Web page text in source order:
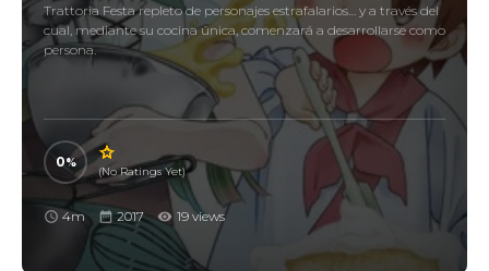
Trattoria Festa repleto de personajes estrafalarios… y a través del
cual, mediante su cocina única, comenzará a desarrollarse como
persona.
0
(No Ratings Yet)
4m 2017 19 views